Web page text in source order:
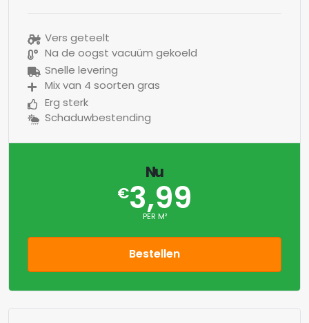
Vers geteelt
Na de oogst vacuüm gekoeld
Snelle levering
Mix van 4 soorten gras
Erg sterk
Schaduwbestending
Nu
€3,99
PER M²
Bestellen